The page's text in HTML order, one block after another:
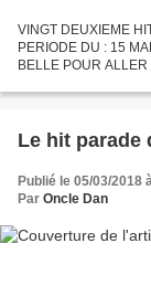
VINGT DEUXIEME
PERIODE DU : 15
BELLE POUR ALLER
JOHNNY...
Publié le 05/03/2018
Par Oncle Dan